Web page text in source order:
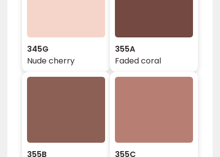
345G
Nude cherry
355A
Faded coral
355B 355C